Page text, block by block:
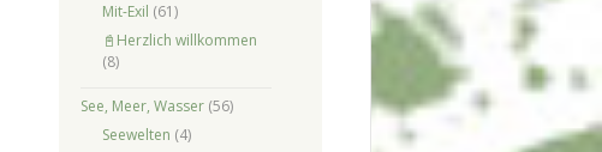
Mit-Exil (61)
📓Herzlich willkommen
(8)
See, Meer, Wasser(56)
Seewelten (4)